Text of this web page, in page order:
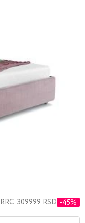
RRC: 309999 RSD -45%